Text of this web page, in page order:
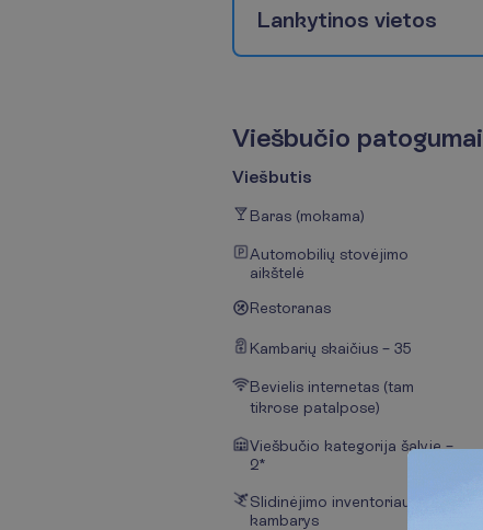
Lankytinos vietos
Viešbučio patogumai
Viešbutis
Baras (mokama)
Automobilių stovėjimo
aikštelė
Restoranas
Kambarių skaičius – 35
Bevielis internetas (tam
tikrose patalpose)
Viešbučio kategorija šalyje –
2*
Slidinėjimo inventoriaus
kambarys